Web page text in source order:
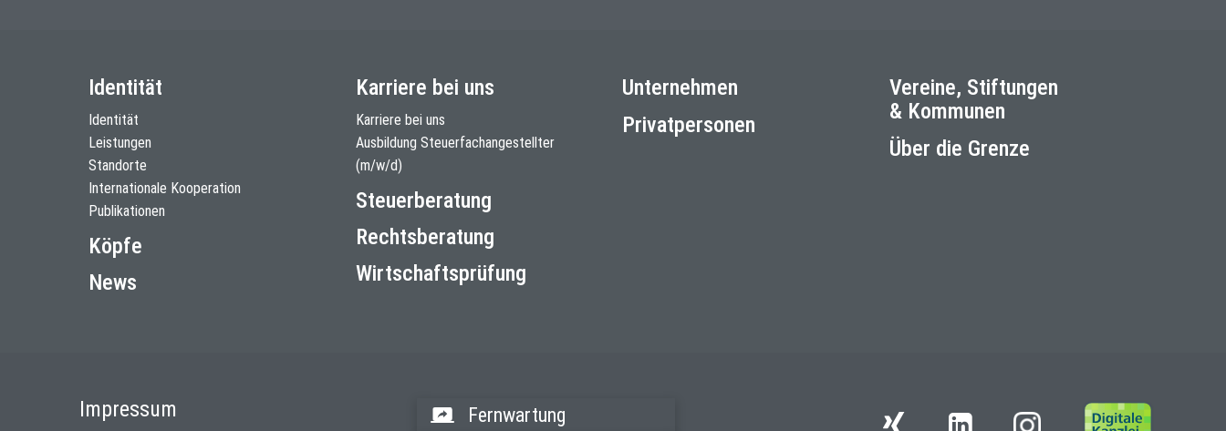
Identität
Identität
Leistungen
Standorte
Internationale Kooperation
Publikationen
Köpfe
News
Karriere bei uns
Karriere bei uns
Ausbildung Steuerfachangestellter
(m/w/d)
Steuerberatung
Rechtsberatung
Wirtschaftsprüfung
Unternehmen
Privatpersonen
Vereine, Stiftungen
& Kommunen
Über die Grenze
Impressum Fernwartung Instagram